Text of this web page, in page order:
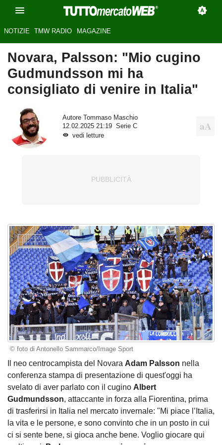
NOTIZIE TMW RADIO MAGAZINE
Novara, Palsson: "Mio cugino
Gudmundsson mi ha
consigliato di venire in Italia"
Autore
Tommaso Maschio
12.02.2025 21:19
Serie C
vedi letture
© foto di Antonello Sammarco/Image Sport
Il neo centrocampista del Novara Adam Palsson nella
conferenza stampa di presentazione di quest'oggi ha
svelato di aver parlato con il cugino Albert
Gudmundsson, attaccante in forza alla Fiorentina, prima
di trasferirsi in Italia nel mercato invernale: "Mi piace l’Italia,
la vita e le persone, e sono convinto che in un posto in cui
ci si sente bene, si gioca anche bene. Voglio giocare qui